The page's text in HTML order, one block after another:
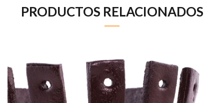
PRODUCTOS RELACIONADOS